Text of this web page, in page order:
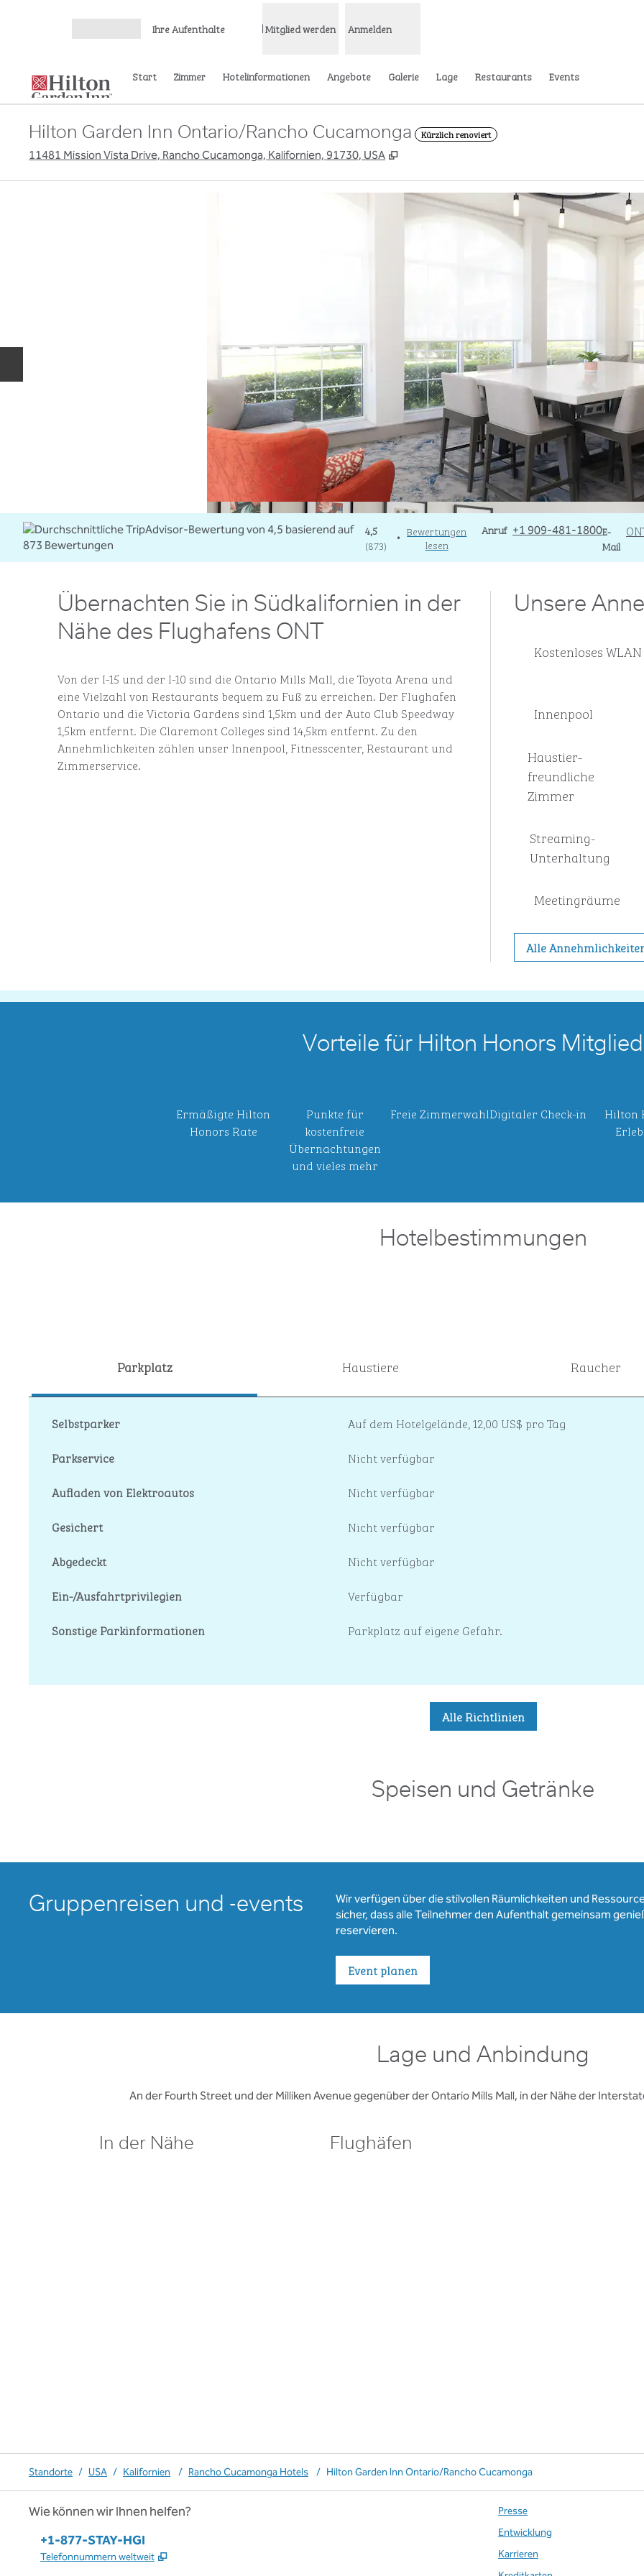
Ihre Aufenthalte Mitglied werden Anmelden
Start Zimmer Hotelinformationen Angebote Galerie Lage Restaurants Events
Hilton Garden Inn Ontario/Rancho Cucamonga Kürzlich renoviert
11481 Mission Vista Drive, Rancho Cucamonga, Kalifornien, 91730, USA ,
4,5
(873)
•
Bewertungen
lesen
Anruf
Telefon+1 909-481-1800E-
Mail
Email
Übernachten Sie in Südkalifornien in der
Nähe des Flughafens ONT
Von der I-15 und der I-10 sind die Ontario Mills Mall, die Toyota Arena und
eine Vielzahl von Restaurants bequem zu Fuß zu erreichen. Der Flughafen
Ontario und die Victoria Gardens sind 1,5km und der Auto Club Speedway
1,5km entfernt. Die Claremont Colleges sind 14,5km entfernt. Zu den
Annehmlichkeiten zählen unser Innenpool, Fitnesscenter, Restaurant und
Zimmerservice.
Unsere
Kostenloses WLAN
Innenpool
Haustier­
freundliche
Zimmer
Streaming-
Unterhaltung
Meeting­räume
Alle
Vorteile für Hilton Honors
Ermäßigte Hilton
Honors Rate
Punkte für
kostenfreie
Übernachtungen
und vieles mehr
Freie ZimmerwahlDigitaler Check-in
Hilton
Hotelbestimmungen
Parkplatz Haustiere Raucher
Selbstparker Auf dem Hotelgelände,12,00 US$ pro Tag
Parkservice
Nicht verfügbar
Aufladen von Elektroautos
Nicht verfügbar
Gesichert
Nicht verfügbar
Abgedeckt
Nicht verfügbar
Ein-/Ausfahrtprivilegien
Verfügbar
Sonstige Parkinformationen
Parkplatz auf eigene Gefahr.
Alle Richtlinien
Speisen und Getränke
Gruppenreisen und -events
Wir verfügen über die stilvollen Räumlichkeiten und
sicher, dass alle Teilnehmer den Aufenthalt gemeinsam
reservieren.
Event planen
Lage und Anbindung
An der Fourth Street und der Milliken Avenue gegenüber der Ontario Mills Mall, in der Nähe der
In der Nähe Flughäfen
Standorte / USA / Kalifornien / Rancho Cucamonga Hotels / Hilton Garden Inn Ontario/Rancho Cucamonga
Wie können wir Ihnen helfen?
Telefon:
+1-877-STAY-HGI
Telefonnummern weltweit ,
Presse
Entwicklung
Karrieren